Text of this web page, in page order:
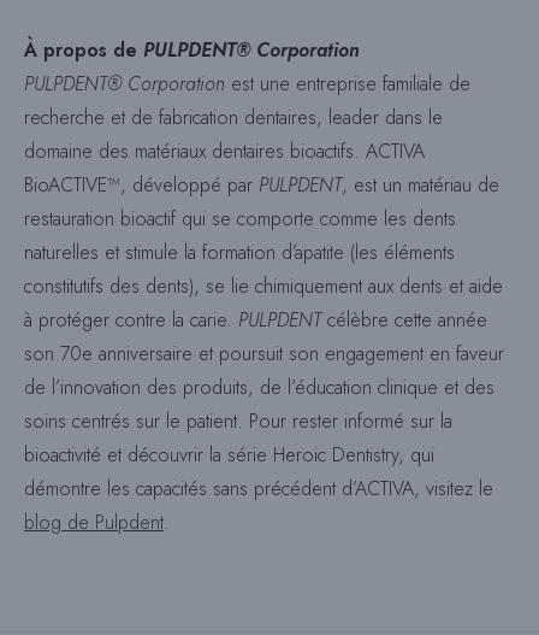
À propos de PULPDENT® Corporation
PULPDENT® Corporation est une entreprise familiale de
recherche et de fabrication dentaires, leader dans le
domaine des matériaux dentaires bioactifs. ACTIVA
BioACTIVE™, développé par PULPDENT, est un matériau de
restauration bioactif qui se comporte comme les dents
naturelles et stimule la formation d’apatite (les éléments
constitutifs des dents), se lie chimiquement aux dents et aide
à protéger contre la carie. PULPDENTcélèbre cette année
son 70e anniversaire et poursuit son engagement en faveur
de l’innovation des produits, de l’éducation clinique et des
soins centrés sur le patient. Pour rester informé sur la
bioactivité et découvrir la série Heroic Dentistry, qui
démontre les capacités sans précédent d’ACTIVA, visitez le
blog de Pulpdent.